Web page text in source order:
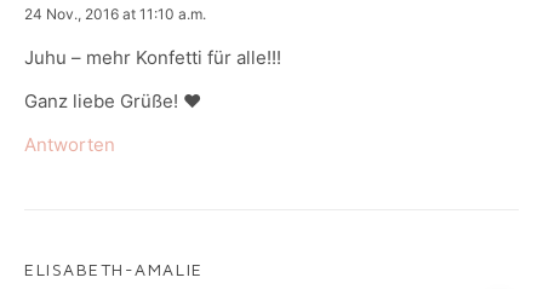
says:
24 Nov., 2016 at 11:10 a.m.
Juhu – mehr Konfetti für alle!!!
Ganz liebe Grüße! ♥
Antworten
ELISABETH-AMALIE